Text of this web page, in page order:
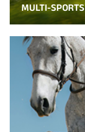
MULTI-SPORTS